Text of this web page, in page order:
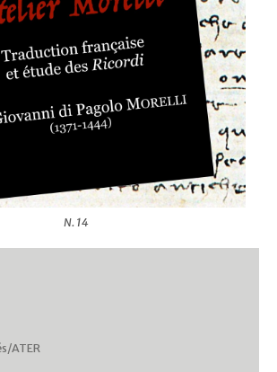
N. 14
ATER